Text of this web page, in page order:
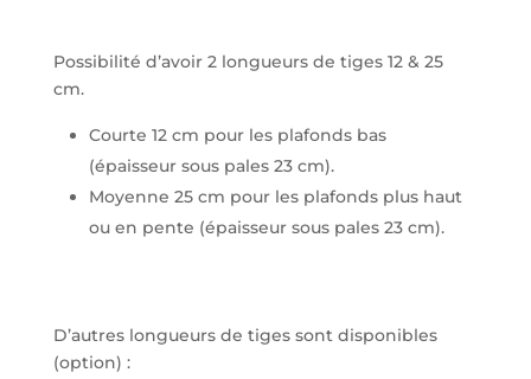
Possibilité d’avoir 2 longueurs de tiges 12 & 25
cm.
Courte 12 cm pour les plafonds bas
(épaisseur sous pales 23 cm).
Moyenne 25 cm pour les plafonds plus haut
ou en pente (épaisseur sous pales 23 cm).
D’autres longueurs de tiges sont disponibles
(option) :